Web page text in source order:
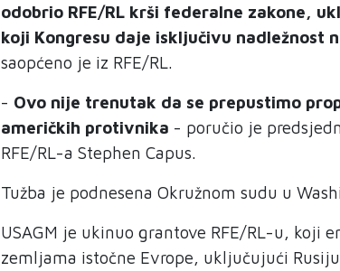
odobrio RFE/RL krši federalne zakone,
koji Kongresu daje isključivu nadležnost
saopćeno je iz RFE/RL.
- Ovo nije trenutak da se prepustimo
američkih protivnika - poručio je
RFE/RL-a Stephen Capus.
Tužba je podnesena Okružnom sudu u
USAGM je ukinuo grantove RFE/RL-u, koji
zemljama istočne Evrope, uključujući